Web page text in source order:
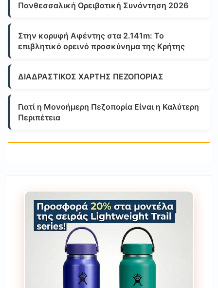
Πανθεσσαλική Ορειβατική Συνάντηση 2026
Στην κορυφή Αφέντης στα 2.141m: Το
επιβλητικό ορεινό προσκύνημα της Κρήτης
ΔΙΑΔΡΑΣΤΙΚΟΣ ΧΑΡΤΗΣ ΠΕΖΟΠΟΡΙΑΣ
Γιατί η Μονοήμερη Πεζοπορία Είναι η Καλύτερη
Περιπέτεια